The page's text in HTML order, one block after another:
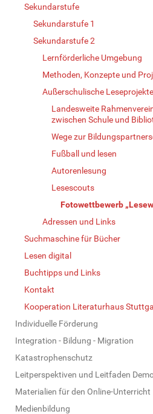
Sekundarstufe
Sekundarstufe 1
Sekundarstufe 2
Lernförderliche Umgebung
Methoden, Konzepte und
Außerschulische
Landesweite
zwischen Schule und
Wege zur
Fußball und lesen
Autorenlesung
Lesescouts
Fotowettbewerb
Adressen und Links
Suchmaschine für Bücher
Lesen digital
Buchtipps und Links
Kontakt
Kooperation Literaturhaus
Individuelle Förderung
Integration - Bildung - Migration
Katastrophenschutz
Leitperspektiven und Leitfaden
Materialien für den Online-Unterricht
Medienbildung